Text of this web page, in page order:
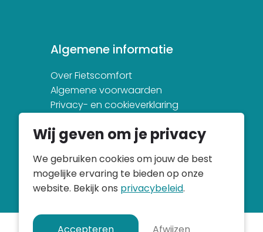
Algemene informatie
Over Fietscomfort
Algemene voorwaarden
Privacy- en cookieverklaring
Wij geven om je privacy
We gebruiken cookies om jouw de best
mogelijke ervaring te bieden op onze
website. Bekijk ons privacybeleid.